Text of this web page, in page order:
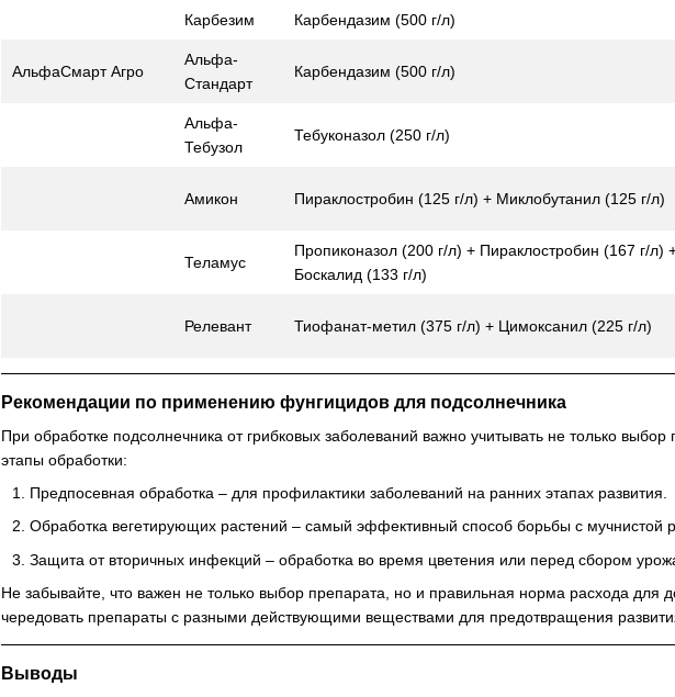
Карбезим Карбендазим (500 г/л)
АльфаСмарт Агро
Альфа-
Стандарт
Карбендазим (500 г/л)
Альфа-
Тебузол
Тебуконазол (250 г/л)
Амикон Пираклостробин (125 г/л) + Миклобутанил (125 г/л)
Теламус
Пропиконазол (200 г/л) + Пираклостробин (167 г/л)
Боскалид (133 г/л)
Релевант Тиофанат-метил (375 г/л) + Цимоксанил (225 г/л)
Рекомендации по применению фунгицидов для подсолнечника
При обработке подсолнечника от грибковых заболеваний важно учитывать не только
этапы обработки:
Предпосевная обработка – для профилактики заболеваний на ранних этапах развития.
Обработка вегетирующих растений – самый эффективный способ борьбы с мучнистой
Защита от вторичных инфекций – обработка во время цветения или перед сбором
Не забывайте, что важен не только выбор препарата, но и правильная норма расхода для
чередовать препараты с разными действующими веществами для предотвращения развития
Выводы